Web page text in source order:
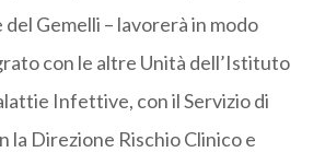
Gemelli – lavorerà in modo
con le altre Unità dell’Istituto
Infettive, con il Servizio di
la Direzione Rischio Clinico e